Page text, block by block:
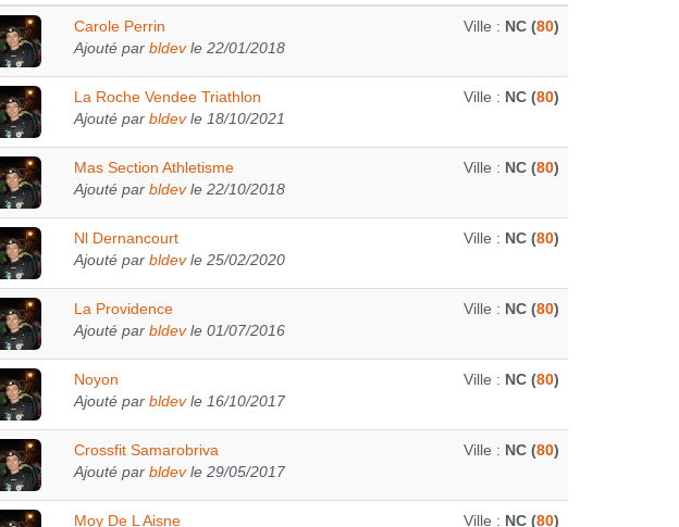
Carole Perrin
Ajouté par bldevle 22/01/2018
Ville : NC (80)
La Roche Vendee Triathlon
Ajouté par bldevle 18/10/2021
Ville : NC (80)
Mas Section Athletisme
Ajouté par bldevle 22/10/2018
Ville : NC (80)
Nl Dernancourt
Ajouté par bldevle 25/02/2020
Ville : NC (80)
La Providence
Ajouté par bldevle 01/07/2016
Ville : NC (80)
Noyon
Ajouté par bldevle 16/10/2017
Ville : NC (80)
Crossfit Samarobriva
Ajouté par bldevle 29/05/2017
Ville : NC (80)
Moy De L Aisne Ville : NC (80)